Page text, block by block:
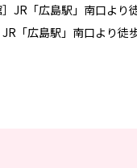
］JR「広島駅」南口より
JR「広島駅」南口より